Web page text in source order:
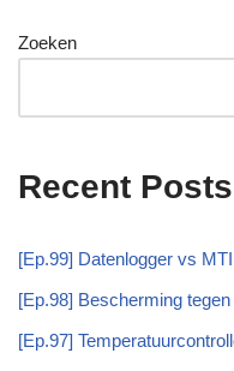
Zoeken
Recent Posts
[Ep.99] Datenlogger vs MTI
[Ep.98] Bescherming
[Ep.97]